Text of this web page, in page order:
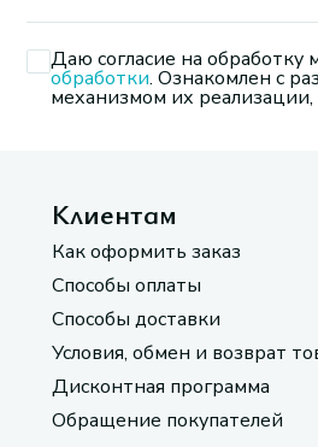
Даю согласие на обработку
обработки. Ознакомлен с
механизмом их реализации,
Клиентам
Как оформить заказ
Способы оплаты
Способы доставки
Условия, обмен и возврат
Дисконтная программа
Обращение покупателей